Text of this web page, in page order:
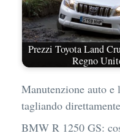
Prezzi Toyota Land
Regno
Manutenzione auto
tagliando
BMW R 1250 GS: